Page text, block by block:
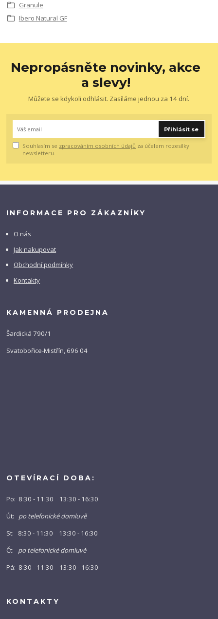
Granule
Ibero Natural GF
Nepropásněte novinky, akce
a slevy!
Můžete se kdykoli odhlásit. Zasíláme jednou za 14 dní.
Přihlásit se
Souhlasím se zpracováním osobních údajů za účelem rozesílky
newsletteru.
INFORMACE PRO ZÁKAZNÍKY
O nás
Jak nakupovat
Obchodní podmínky
Kontakty
KAMENNÁ PRODEJNA
Šardická 790/1
Svatobořice-Mistřín, 696 04
OTEVÍRACÍ DOBA:
Po: 8:30 - 11:30 13:30 - 16:30
Út: po telefonické domluvě
St: 8:30 - 11:30 13:30 - 16:30
Čt: po telefonické domluvě
Pá: 8:30 - 11:30 13:30 - 16:30
KONTAKTY